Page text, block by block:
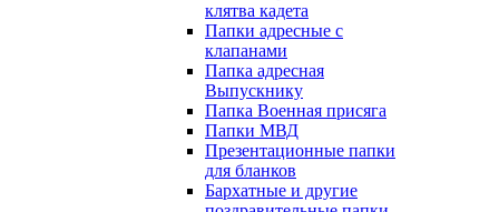
клятва кадета
Папки адресные с
клапанами
Папка адресная
Выпускнику
Папка Военная присяга
Папки МВД
Презентационные папки
для бланков
Бархатные и другие